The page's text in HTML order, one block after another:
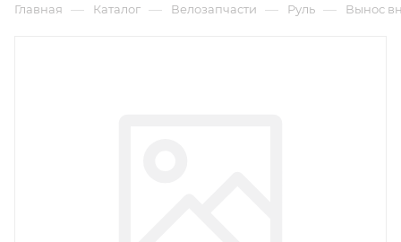
Главная — Каталог — Велозапчасти — Руль — Вынос